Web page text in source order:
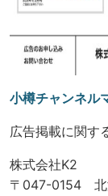
小樽チャンネル
広告掲載に関す
株式会社K2
〒047-0154 北